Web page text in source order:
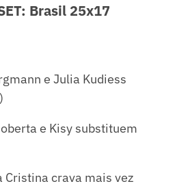
Brasil 25x17
e Julia Kudiess
e Kisy substituem
Cristina crava mais vez